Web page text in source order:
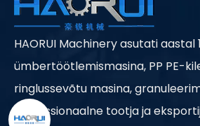
HAORUI Machinery asutati aastal
ümbertöötlemismasina, PP PE-
ringlussevõtu masina,
professionaalne tootja ja